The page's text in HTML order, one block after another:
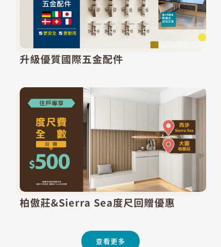
升級優質國際五金配件
柏傲莊&Sierra Sea度尺回贈優惠
查看更多